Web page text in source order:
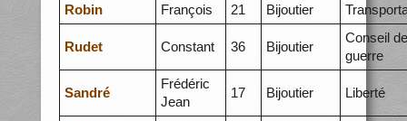
Robin François 21 Bijoutier
Rudet Constant 36 Bijoutier
Conseil de
guerre
Sandré
Frédéric
Jean
17 Bijoutier Liberté